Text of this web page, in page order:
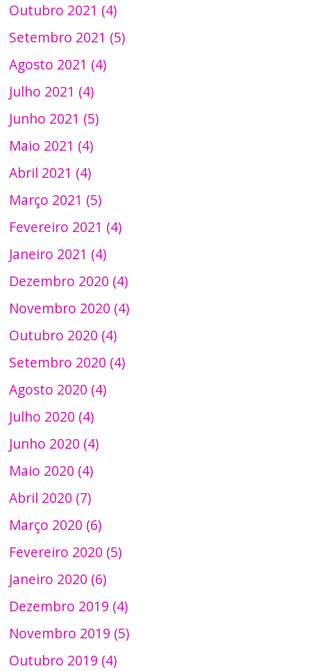
Outubro 2021 (4)
Setembro 2021 (5)
Agosto 2021 (4)
Julho 2021 (4)
Junho 2021 (5)
Maio 2021 (4)
Abril 2021 (4)
Março 2021 (5)
Fevereiro 2021 (4)
Janeiro 2021 (4)
Dezembro 2020 (4)
Novembro 2020 (4)
Outubro 2020 (4)
Setembro 2020 (4)
Agosto 2020 (4)
Julho 2020 (4)
Junho 2020 (4)
Maio 2020 (4)
Abril 2020 (7)
Março 2020 (6)
Fevereiro 2020 (5)
Janeiro 2020 (6)
Dezembro 2019 (4)
Novembro 2019 (5)
Outubro 2019 (4)